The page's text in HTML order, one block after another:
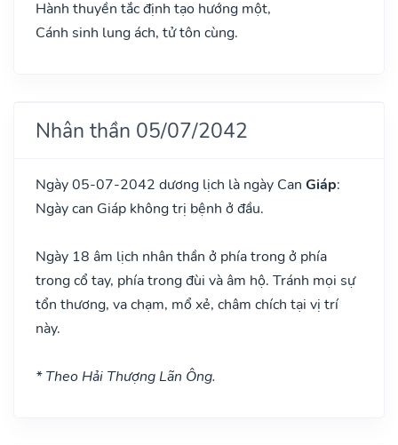
Hành thuyền tắc định tạo hướng một,
Cánh sinh lung ách, tử tôn cùng.
Nhân thần 05/07/2042
Ngày 05-07-2042 dương lịch là ngày Can Giáp:
Ngày can Giáp không trị bệnh ở đầu.
Ngày 18 âm lịch nhân thần ở phía trong ở phía
trong cổ tay, phía trong đùi và âm hộ. Tránh mọi sự
tổn thương, va chạm, mổ xẻ, châm chích tại vị trí
này.
* Theo Hải Thượng Lãn Ông.